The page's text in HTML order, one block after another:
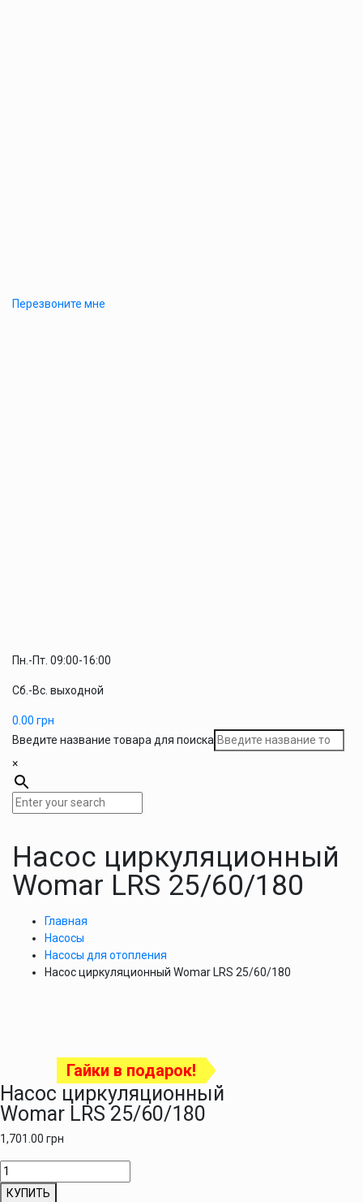
Перезвоните мне
Пн.-Пт. 09:00-16:00
Сб.-Вс. выходной
0.00 грн
Введите название товара для поиска
×
Насос циркуляционный
Womar LRS 25/60/180
Главная
Насосы
Насосы для отопления
Насос циркуляционный Womar LRS 25/60/180
Гайки в подарок!
Насос циркуляционный
Womar LRS 25/60/180
1,701.00 грн
Количество
товара
КУПИТЬ